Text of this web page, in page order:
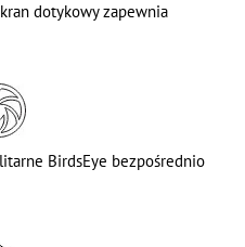
dotykowy zapewnia
BirdsEye bezpośrednio